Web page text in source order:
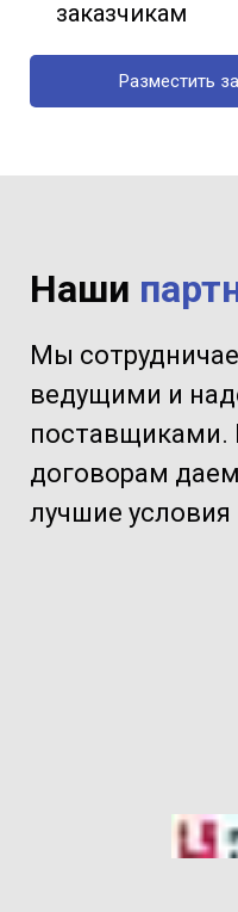
заказчикам
Разместить
Наши
Мы
ведущими и
поставщиками.
договорам
лучшие условия